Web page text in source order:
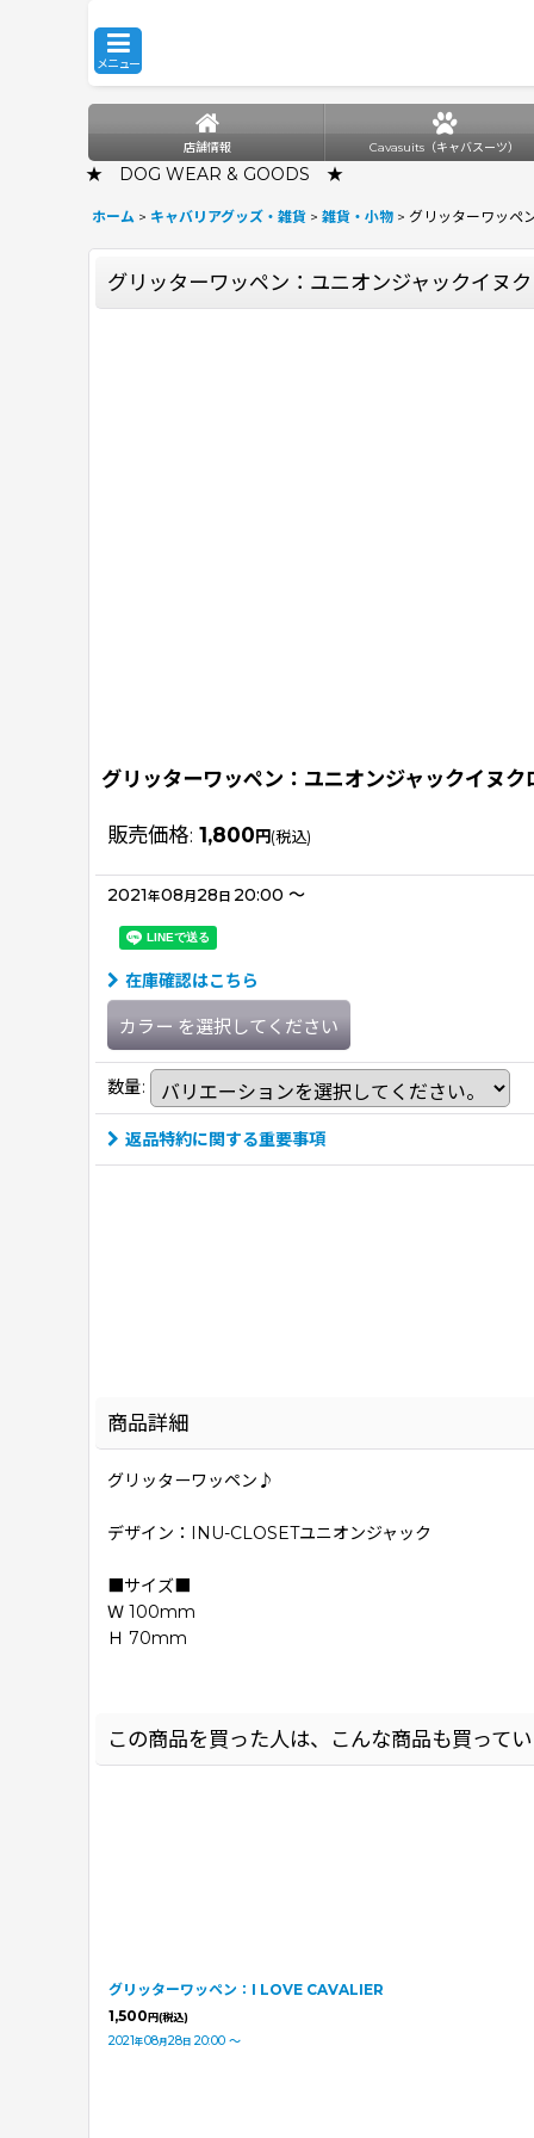
メニュー
店舗情報 Cavasuits（キャバスーツ）
★ DOG WEAR & GOODS ★
ホーム > キャバリアグッズ・雑貨 > 雑貨・小物 > グリッターワッペ
グリッターワッペン：ユニオンジャックイヌ
グリッターワッペン：ユニオンジャックイヌク
販売価格: 1,800円(税込)
2021年08月 28日 20:00 ～
在庫確認はこちら
カラー を選択してください
数量:
返品特約に関する重要事項
商品詳細
グリッターワッペン♪
デザイン：INU-CLOSETユニオンジャック
■サイズ■
Ｗ 100mm
Ｈ 70mm
この商品を買った人は、こんな商品も買って
グリッターワッペン：I LOVE CAVALIER
1,500円(税込)
2021年08月28日 20:00 ～